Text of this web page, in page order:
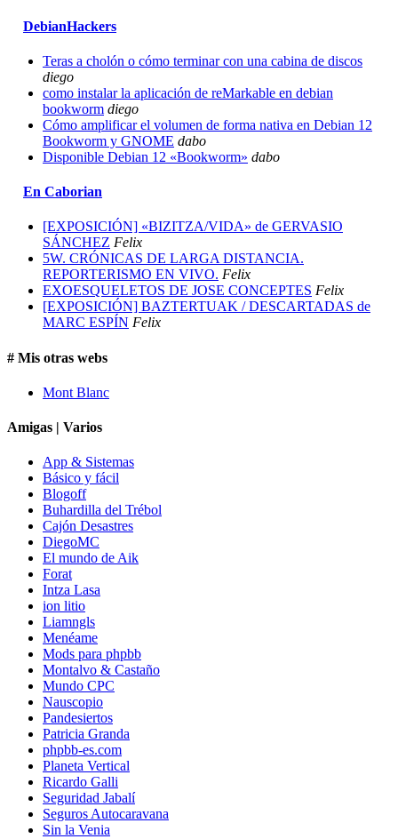
DebianHackers
Teras a cholón o cómo terminar con una cabina de discos
diego
como instalar la aplicación de reMarkable en debian
bookworm diego
Cómo amplificar el volumen de forma nativa en Debian 12
Bookworm y GNOME dabo
Disponible Debian 12 «Bookworm» dabo
En Caborian
[EXPOSICIÓN] «BIZITZA/VIDA» de GERVASIO
SÁNCHEZ Felix
5W. CRÓNICAS DE LARGA DISTANCIA.
REPORTERISMO EN VIVO. Felix
EXOESQUELETOS DE JOSE CONCEPTES Felix
[EXPOSICIÓN] BAZTERTUAK / DESCARTADAS de
MARC ESPÍN Felix
# Mis otras webs
Mont Blanc
Amigas | Varios
App & Sistemas
Básico y fácil
Blogoff
Buhardilla del Trébol
Cajón Desastres
DiegoMC
El mundo de Aik
Forat
Intza Lasa
ion litio
Liamngls
Menéame
Mods para phpbb
Montalvo & Castaño
Mundo CPC
Nauscopio
Pandesiertos
Patricia Granda
phpbb-es.com
Planeta Vertical
Ricardo Galli
Seguridad Jabalí
Seguros Autocaravana
Sin la Venia